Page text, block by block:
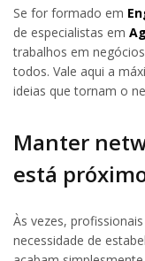
Se for formado em
de especialistas em
trabalhos em
todos. Vale aqui a
ideias que tornam o
Manter
está
Às vezes,
necessidade de